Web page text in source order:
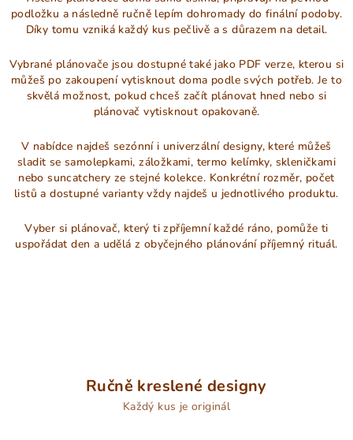
ý
p
s
u
podložku a následně ručně lepím dohromady do finální podoby.
Díky tomu vzniká každý kus pečlivě a s důrazem na detail.
Vybrané plánovače jsou dostupné také jako PDF verze, kterou si
můžeš po zakoupení vytisknout doma podle svých potřeb. Je to
skvělá možnost, pokud chceš začít plánovat hned nebo si
plánovač vytisknout opakovaně.
V nabídce najdeš sezónní i univerzální designy, které můžeš
sladit se samolepkami, záložkami, termo kelímky, skleničkami
nebo suncatchery ze stejné kolekce. Konkrétní rozměr, počet
listů a dostupné varianty vždy najdeš u jednotlivého produktu.
Vyber si plánovač, který ti zpříjemní každé ráno, pomůže ti
uspořádat den a udělá z obyčejného plánování příjemný rituál.
Ručně kreslené designy
Každý kus je originál